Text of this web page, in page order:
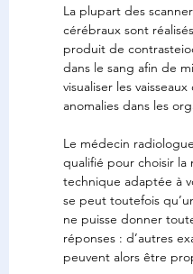
La plupart des
cérébraux sont
produit de
dans le sang afin de
visualiser les vaisseaux
anomalies dans les
Le médecin
qualifié pour choisir la
technique adaptée à
se peut toutefois
ne puisse donner
réponses : d’autres
peuvent alors être